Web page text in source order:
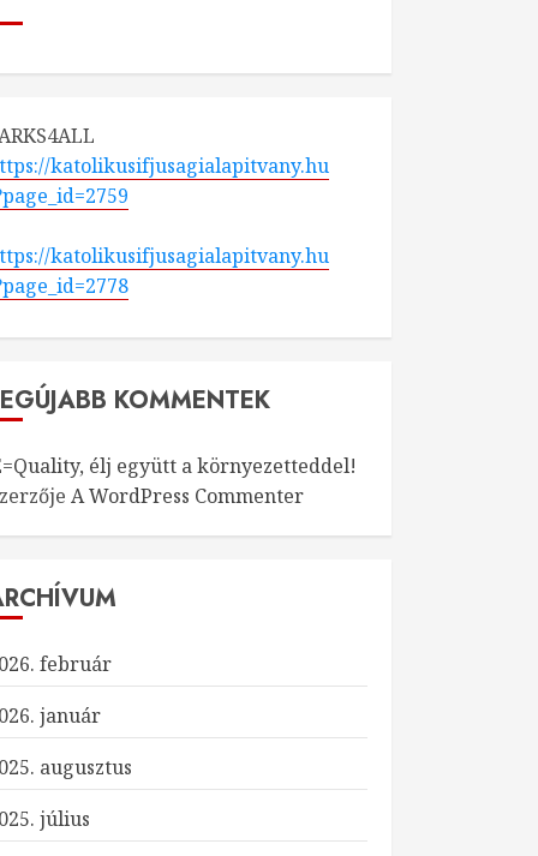
katolikusifjusagialapitvany.hu
katolikusifjusagialapitvany.hu
KOMMENTEK
élj együtt a környezetteddel!
A WordPress Commenter
február
január
augusztus
július